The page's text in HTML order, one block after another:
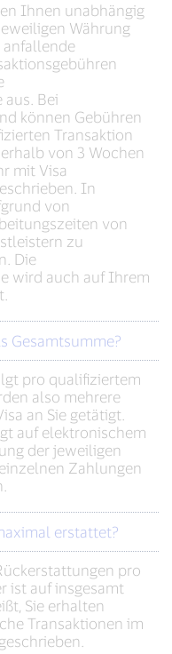
Ihnen unabhängig
Währung
anfallende
Bei
können Gebühren
Transaktion
von 3 Wochen
mit Visa
In
von
von
zu
Die
wird auch auf Ihrem
Gesamtsumme?
pro qualifiziertem
also mehrere
an Sie getätigt.
auf elektronischem
der jeweiligen
Zahlungen
erstattet?
pro
ist auf insgesamt
Sie erhalten
Transaktionen im